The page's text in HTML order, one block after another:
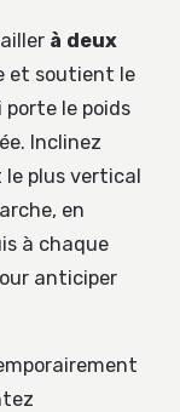
à deux
et soutient le
le poids
Inclinez
le plus vertical
en
à chaque
anticiper